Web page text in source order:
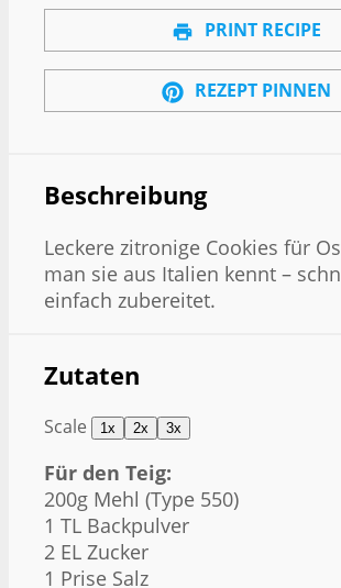
PRINT RECIPE
REZEPT PINNEN
Beschreibung
Leckere zitronige Cookies für
man sie aus Italien kennt –
einfach zubereitet.
Zutaten
Scale 1x 2x 3x
Für den Teig:
200g Mehl (Type 550)
1 TL Backpulver
2 EL Zucker
1 Prise Salz